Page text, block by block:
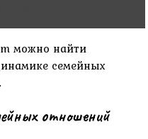
можно найти
семейных
отношений